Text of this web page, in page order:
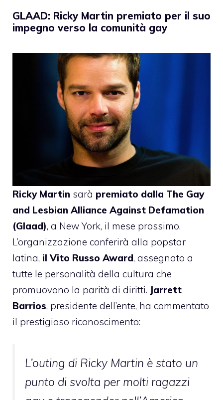
GLAAD: Ricky Martin premiato per il suo
impegno verso la comunità gay
Ricky Martin sarà premiato dalla The Gay
and Lesbian Alliance Against Defamation
(Glaad), a New York, il mese prossimo.
L’organizzazione conferirà alla popstar
latina, il Vito Russo Award, assegnato a
tutte le personalità della cultura che
promuovono la parità di diritti. Jarrett
Barrios, presidente dell’ente, ha commentato
il prestigioso riconoscimento:
L’outing di Ricky Martin è stato un
punto di svolta per molti ragazzi